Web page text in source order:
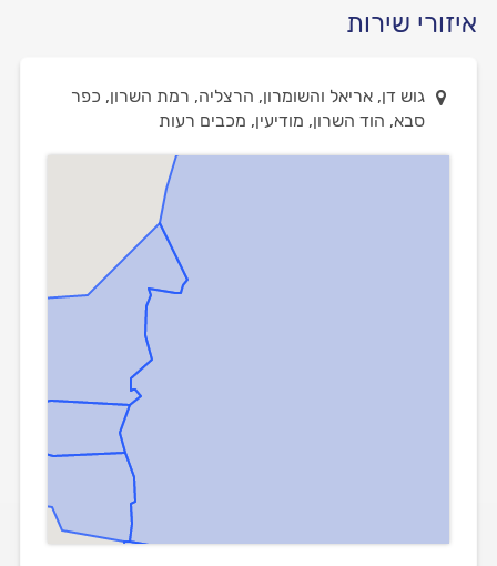
איזורי שירות
גוש דן, אריאל והשומרון, הרצליה, רמת השרון, כפר
סבא, הוד השרון, מודיעין, מכבים רעות